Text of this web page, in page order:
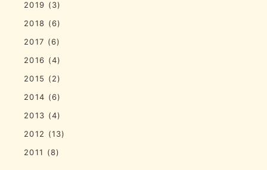
2019 (3)
2018 (6)
2017 (6)
2016 (4)
2015 (2)
2014 (6)
2013 (4)
2012 (13)
2011 (8)